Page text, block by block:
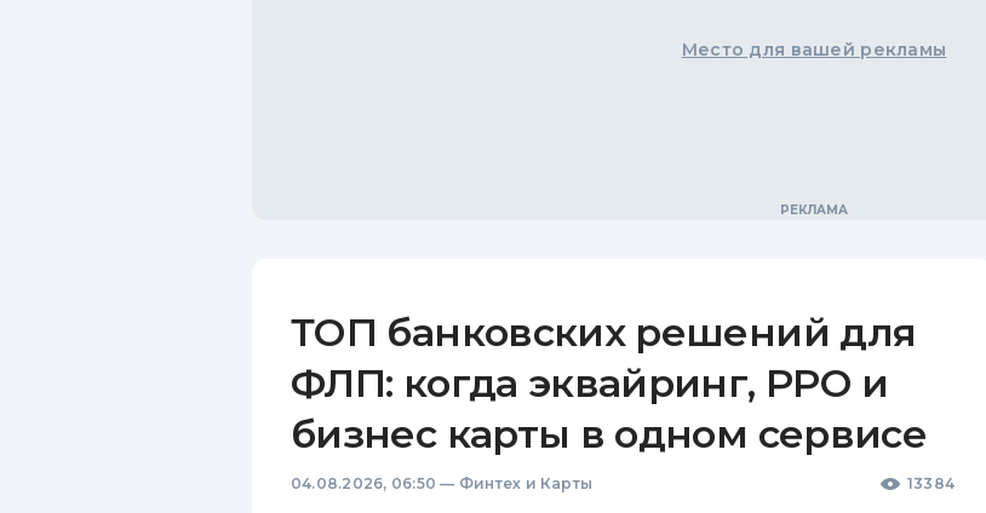
Место для вашей рекламы
ТОП банковских решений для
ФЛП: когда эквайринг, РРО и
бизнес карты в одном сервисе
04.08.2026, 06:50 — Финтех и Карты 13384